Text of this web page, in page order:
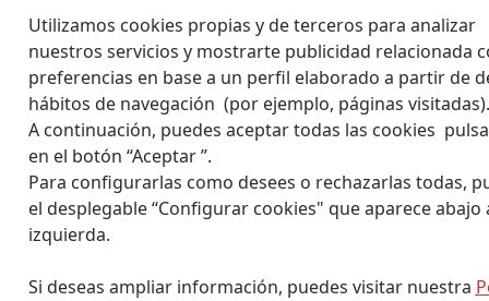
Utilizamos cookies propias y de terceros para analizar
nuestros servicios y mostrarte publicidad relacionada
preferencias en base a un perfil elaborado a partir de
hábitos de navegación (por ejemplo, páginas visitadas).
A continuación, puedes aceptar todas las cookies
en el botón “Aceptar ”.
Para configurarlas como desees o rechazarlas todas,
el desplegable “Configurar cookies" que aparece abajo
izquierda.
Si deseas ampliar información, puedes visitar nuestra